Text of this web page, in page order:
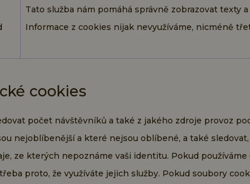
Tato služba nám pomáhá správně zobrazovat texty
Informace z cookies nijak nevyužíváme, nicméně
cookies
počet návštěvníků a také z jakého zdroje provoz
nejoblíbenější a které nejsou oblíbené, a také
ze kterých nepoznáme vaši identitu. Pokud
proto, že využíváte jejich služby. Pokud soubory